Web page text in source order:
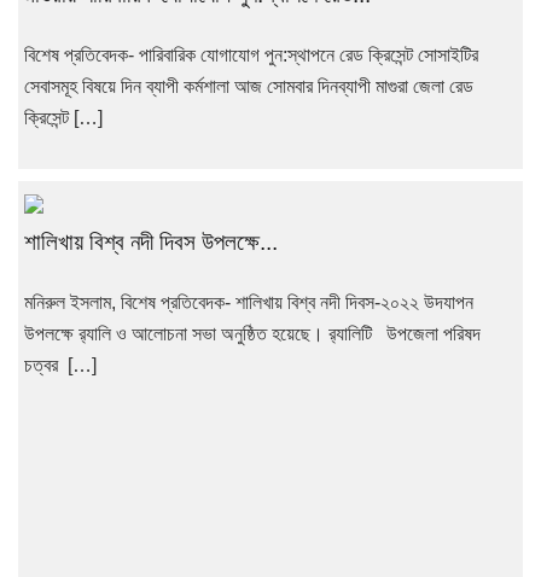
বিশেষ প্রতিবেদক- পারিবারিক যোগাযোগ পুন:স্থাপনে রেড ক্রিসেন্ট সোসাইটির
সেবাসমূহ বিষয়ে দিন ব্যাপী কর্মশালা আজ সোমবার দিনব্যাপী মাগুরা জেলা রেড
ক্রিসেন্ট […]
শালিখায় বিশ্ব নদী দিবস উপলক্ষে...
মনিরুল ইসলাম, বিশেষ প্রতিবেদক- শালিখায় বিশ্ব নদী দিবস-২০২২ উদযাপন
উপলক্ষে র‌্যালি ও আলোচনা সভা অনুষ্ঠিত হয়েছে। র‌্যালিটি উপজেলা পরিষদ
চত্বর […]